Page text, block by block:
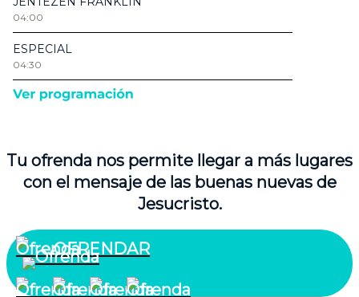
Tu ofrenda nos permite llegar a más lugares
con el mensaje de las buenas nuevas de
Jesucristo.
OFRENDAR